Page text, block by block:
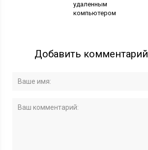
удаленным
компьютером
Добавить комментарий